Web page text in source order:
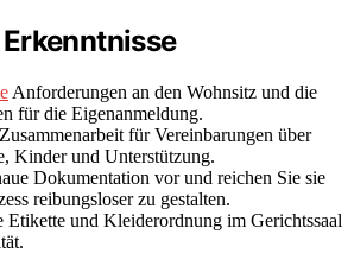
Anforderungen an den Wohnsitz und die
für die Eigenanmeldung.
für Vereinbarungen über
Kinder und Unterstützung.
Dokumentation vor und reichen Sie sie
reibungsloser zu gestalten.
Etikette und Kleiderordnung im Gerichtssaal